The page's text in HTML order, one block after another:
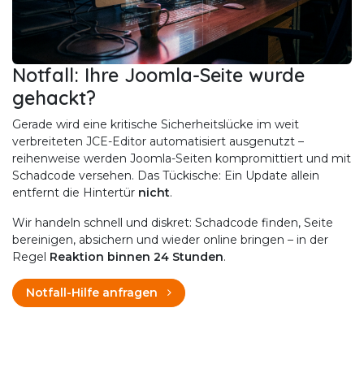
Notfall: Ihre Joomla-Seite wurde
gehackt?
Gerade wird eine kritische Sicherheitslücke im weit
verbreiteten JCE-Editor automatisiert ausgenutzt –
reihenweise werden Joomla-Seiten kompromittiert und mit
Schadcode versehen. Das Tückische: Ein Update allein
entfernt die Hintertür nicht.
Wir handeln schnell und diskret: Schadcode finden, Seite
bereinigen, absichern und wieder online bringen – in der
Regel Reaktion binnen 24 Stunden.
Notfall-Hilfe anfragen